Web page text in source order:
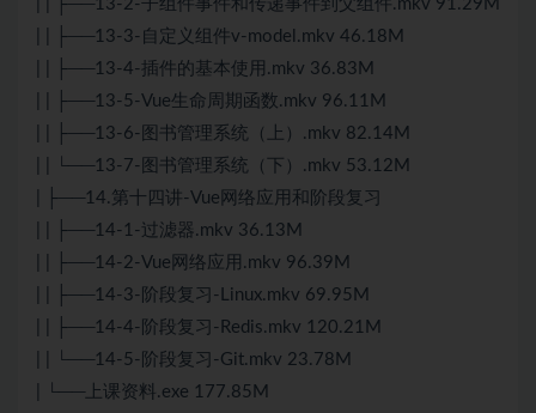
| | ├──13-2-子组件事件和传递事件到父组件.mkv 91.29M
| | ├──13-3-自定义组件v-model.mkv 46.18M
| | ├──13-4-插件的基本使用.mkv 36.83M
| | ├──13-5-Vue生命周期函数.mkv 96.11M
| | ├──13-6-图书管理系统（上）.mkv 82.14M
| | └──13-7-图书管理系统（下）.mkv 53.12M
| ├──14.第十四讲-Vue网络应用和阶段复习
| | ├──14-1-过滤器.mkv 36.13M
| | ├──14-2-Vue网络应用.mkv 96.39M
| | ├──14-3-阶段复习-Linux.mkv 69.95M
| | ├──14-4-阶段复习-Redis.mkv 120.21M
| | └──14-5-阶段复习-Git.mkv 23.78M
| └──上课资料.exe 177.85M